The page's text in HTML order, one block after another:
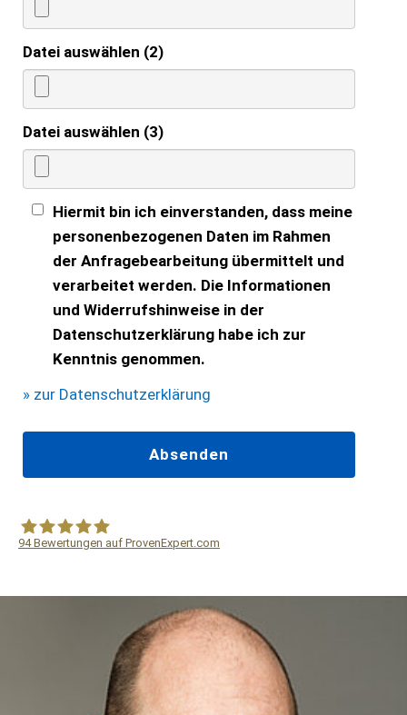
Datei auswählen (2)
Datei auswählen (3)
Hiermit bin ich einverstanden, dass meine
personenbezogenen Daten im Rahmen
der Anfragebearbeitung übermittelt und
verarbeitet werden. Die Informationen
und Widerrufshinweise in der
Datenschutzerklärung habe ich zur
Kenntnis genommen.
» zur Datenschutzerklärung
94Bewertungen auf ProvenExpert.com